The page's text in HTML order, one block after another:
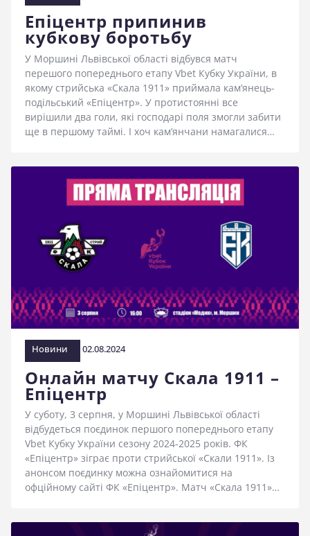
Епіцентр припинив
кубкову боротьбу
У Моршині Львівської області відбувся матч
перешого попереднього етапу Vbet Кубку України, в
якому стрийська «Скала 1911» приймала кам’янець-
подільський «Епіцентр». У протистоянні все
вирішили два голи, які господарі поля змогли забити
ще в першому таймі. І хоч кам’янчани намагалися…
Новини 02.08.2024
Онлайн матчу Скала 1911 –
Епіцентр
У суботу, 3 серпня, у Моршині Львівської області
відбудеться поєдинок першого попереднього етапу
Vbet Кубку України сезону 2024-2025 років. ФК
«Епіцентр» зіграє проти стрийської «Скали 1911». Із
анонсом поєдинку можна ознайомитися на
офційному сайті ФК «Епіцентр». Матч «Скала 1911»…